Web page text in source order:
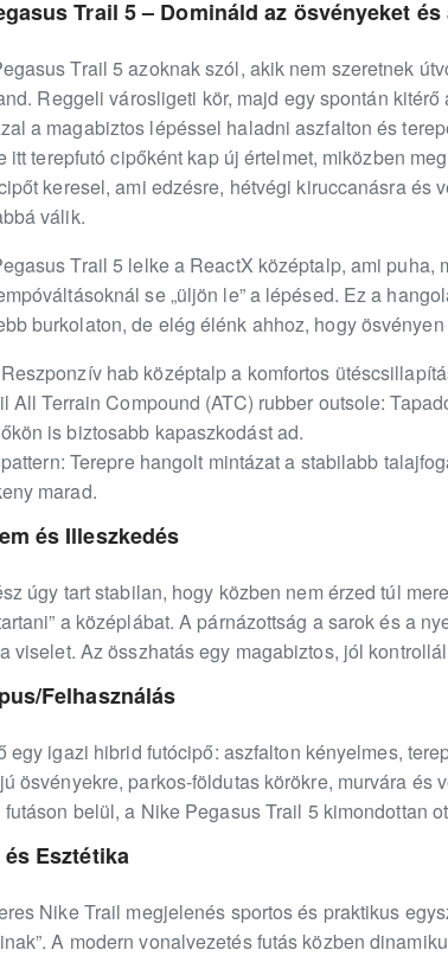
Trail 5 – Domináld az ösvényeket
Trail 5 azoknak szól, akik nem szeretnek
Reggeli városligeti kör, majd egy spontán
a magabiztos lépéssel haladni aszfalton és
itt terepfutó cipőként kap új értelmet, miközben
keresel, ami edzésre, hétvégi kiruccanásra
válik.
Trail 5 lelke a ReactX középtalp, ami
se „üljön le” a lépésed. Ez a
burkolaton, de elég élénk ahhoz, hogy
hab középtalp a komfortos
All Terrain Compound (ATC) rubber outsole:
is biztosabb kapaszkodást ad.
Terepre hangolt mintázat a stabilabb
marad.
és Illeszkedés
úgy tart stabilan, hogy közben nem érzed túl
a középlábat. A párnázottság a sarok és a
viselet. Az összhatás egy magabiztos, jól
Felhasználás
egy igazi hibrid futócipő: aszfalton kényelmes,
ösvényekre, parkos-földutas körökre, murvára és
belül, a Nike Pegasus Trail 5 kimondottan
Esztétika
Nike Trail megjelenés sportos és praktikus
A modern vonalvezetés futás közben